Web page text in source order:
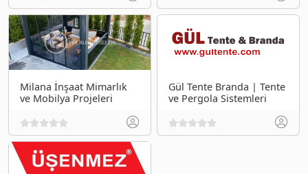
Milana İnşaat Mimarlık
ve Mobilya Projeleri
Gül Tente Branda | Tente
ve Pergola Sistemleri